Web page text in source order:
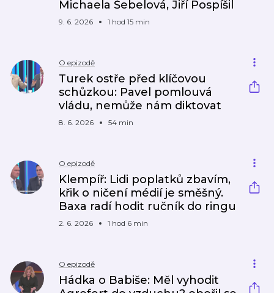
Michaela Šebelová, Jiří Pospíšil
9. 6. 2026 1 hod 15 min
O epizodě
Turek ostře před klíčovou
schůzkou: Pavel pomlouvá
vládu, nemůže nám diktovat
8. 6. 2026 54 min
O epizodě
Klempíř: Lidi poplatků zbavím,
křik o ničení médií je směšný.
Baxa radí hodit ručník do ringu
2. 6. 2026 1 hod 6 min
O epizodě
Hádka o Babiše: Měl vyhodit